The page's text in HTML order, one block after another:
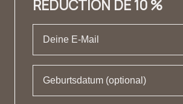
Protection des données
Droit de rétractation
RÉDUCTION DE 10 %